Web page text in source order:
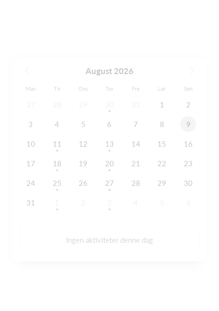
August 2026
Man Tir Ons Tor Fre Lør Søn
1 2
3 4 5 6 7 8 9
10 11 12 13 14 15 16
17 18 19 20 21 22 23
24 25 26 27 28 29 30
31
Ingen aktiviteter denne dag